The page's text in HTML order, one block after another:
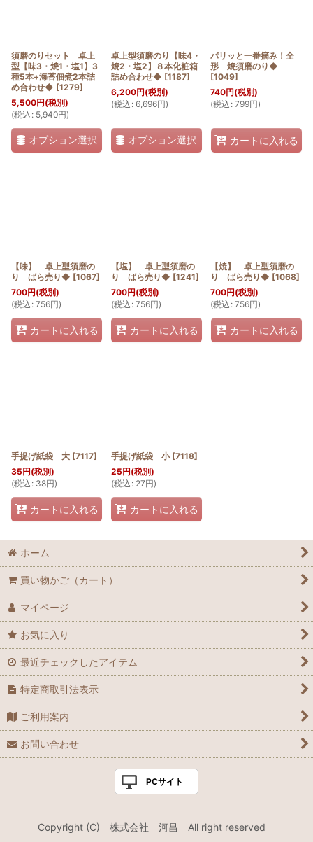
須磨のりセット 卓上
型【味3・焼1・塩1】3
種5本+海苔佃煮2本詰
め合わせ◆ [1279]
5,500円(税別)
(税込 : 5,940円)
オプション選択
卓上型須磨のり【味4・
焼2・塩2】８本化粧箱
詰め合わせ◆ [1187]
6,200円(税別)
(税込 : 6,696円)
オプション選択
パリッと一番摘み！全
形 焼須磨のり◆
[1049]
740円(税別)
(税込 : 799円)
カートに入れる
【味】 卓上型須磨の
り ばら売り◆ [1067]
700円(税別)
(税込 : 756円)
カートに入れる
【塩】 卓上型須磨の
り ばら売り◆ [1241]
700円(税別)
(税込 : 756円)
カートに入れる
【焼】 卓上型須磨の
り ばら売り◆ [1068]
700円(税別)
(税込 : 756円)
カートに入れる
手提げ紙袋 大 [7117]
35円(税別)
(税込 : 38円)
カートに入れる
手提げ紙袋 小 [7118]
25円(税別)
(税込 : 27円)
カートに入れる
ホーム
買い物かご（カート）
マイページ
お気に入り
最近チェックしたアイテム
特定商取引法表示
ご利用案内
お問い合わせ
PCサイト
Copyright (C) 株式会社 河昌 All right reserved